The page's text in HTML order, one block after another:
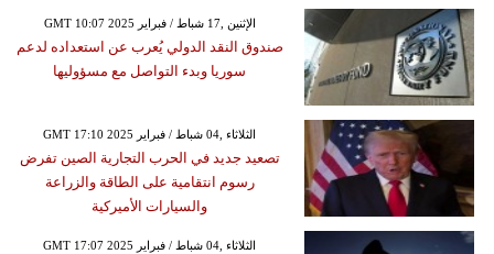
GMT 10:07 2025 الإثنين ,17 شباط / فبراير
صندوق النقد الدولي يُعرب عن استعداده لدعم
سوريا وبدء التواصل مع مسؤوليها
GMT 17:10 2025 الثلاثاء ,04 شباط / فبراير
تصعيد جديد في الحرب التجارية الصين تفرض
رسوم انتقامية على الطاقة والزراعة
والسيارات الأميركية
GMT 17:07 2025 الثلاثاء ,04 شباط / فبراير